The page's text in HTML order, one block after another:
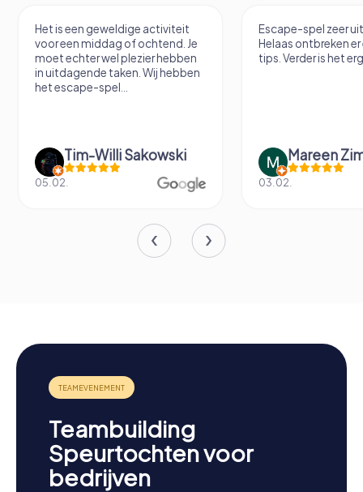
geweldige activiteit
middag of ochtend. Je
wel plezier hebben
taken. Wij hebben
spel...
Willi Sakowski
Escape-spel zeer uitdagend.
Helaas ontbreken er een paar
tips. Verder is het erg leuk.
Mareen Zimmermann
03.02.
Teambuilding
Speurtochten voor
bedrijven